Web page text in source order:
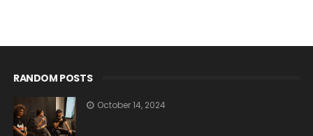
RANDOM POSTS
October 14, 2024